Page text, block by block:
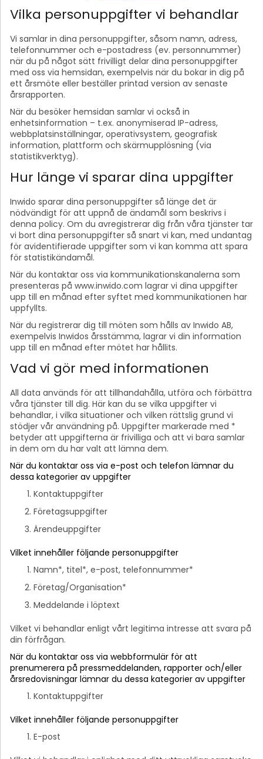
Vilka personuppgifter vi behandlar
Vi samlar in dina personuppgifter, såsom namn, adress,
telefonnummer och e-postadress (ev. personnummer)
när du på något sätt frivilligt delar dina personuppgifter
med oss via hemsidan, exempelvis när du bokar in dig på
ett årsmöte eller beställer printad version av senaste
årsrapporten.
När du besöker hemsidan samlar vi också in
enhetsinformation – t.ex. anonymiserad IP-adress,
webbplatsinställningar, operativsystem, geografisk
information, plattform och skärmupplösning (via
statistikverktyg).
Hur länge vi sparar dina uppgifter
Inwido sparar dina personuppgifter så länge det är
nödvändigt för att uppnå de ändamål som beskrivs i
denna policy. Om du avregistrerar dig från våra tjänster tar
vi bort dina personuppgifter så snart vi kan, med undantag
för avidentifierade uppgifter som vi kan komma att spara
för statistikändamål.
När du kontaktar oss via kommunikationskanalerna som
presenteras på www.inwido.com lagrar vi dina uppgifter
upp till en månad efter syftet med kommunikationen har
uppfyllts.
När du registrerar dig till möten som hålls av Inwido AB,
exempelvis Inwidos årsstämma, lagrar vi din information
upp till en månad efter mötet har hållits.
Vad vi gör med informationen
All data används för att tillhandahålla, utföra och förbättra
våra tjänster till dig. Här kan du se vilka uppgifter vi
behandlar, i vilka situationer och vilken rättslig grund vi
stödjer vår användning på. Uppgifter markerade med *
betyder att uppgifterna är frivilliga och att vi bara samlar
in dem om du har valt att lämna dem.
När du kontaktar oss via e-post och telefon lämnar du
dessa kategorier av uppgifter
Kontaktuppgifter
Företagsuppgifter
Ärendeuppgifter
Vilket innehåller följande personuppgifter
Namn*, titel*, e-post, telefonnummer*
Företag/Organisation*
Meddelande i löptext
Vilket vi behandlar enligt vårt legitima intresse att svara på
din förfrågan.
När du kontaktar oss via webbformulär för att
prenumerera på pressmeddelanden, rapporter och/eller
årsredovisningar lämnar du dessa kategorier av uppgifter
Kontaktuppgifter
Vilket innehåller följande personuppgifter
E-post